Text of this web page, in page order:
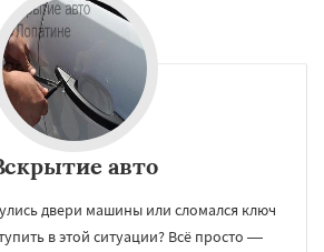
авто
двери машины или сломался ключ
в этой ситуации? Всё просто —